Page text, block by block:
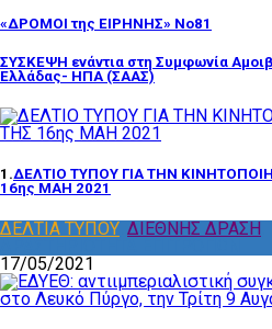
«ΔΡΟΜΟΙ της ΕΙΡΗΝΗΣ» Νο81
ΣΥΣΚΕΨΗ ενάντια στη Συμφωνία
Ελλάδας- ΗΠΑ (ΣΑΑΣ)
1.ΔΕΛΤΙΟ ΤΥΠΟΥ ΓΙΑ ΤΗΝ
16ης ΜΑΗ 2021
ΔΕΛΤΙΑ ΤΥΠΟΥ ΔΙΕΘΝΗΣ ΔΡΑΣΗ
17/05/2021